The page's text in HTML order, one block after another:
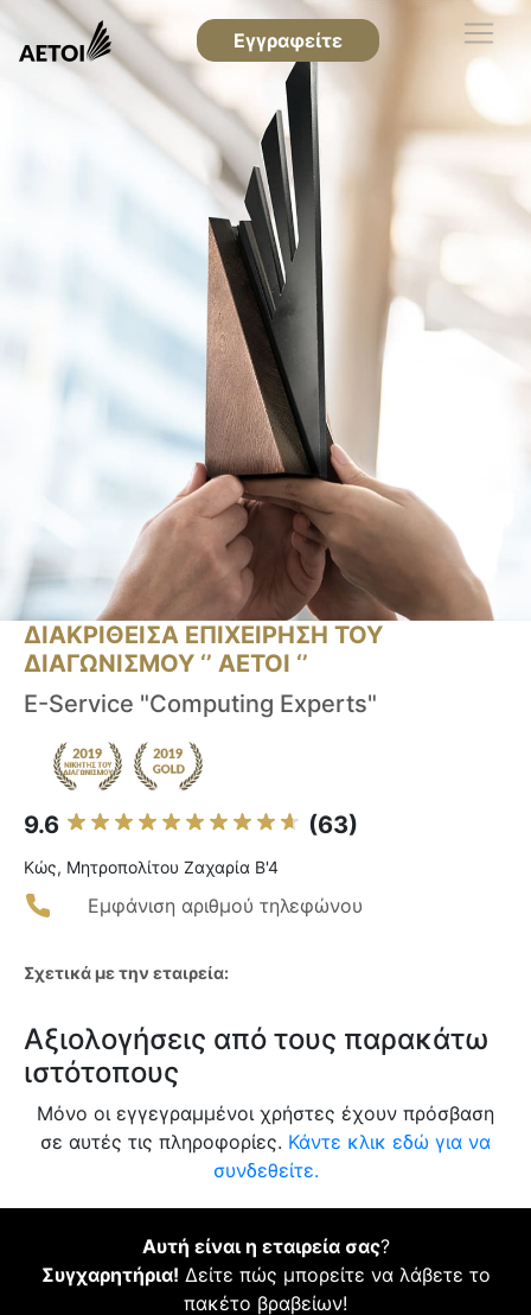
Εγγραφείτε
ΔΙΑΚΡΙΘΕΙΣΑ ΕΠΙΧΕΙΡΗΣΗ ΤΟΥ
ΔΙΑΓΩΝΙΣΜΟΥ ‘’ ΑΕΤΟΙ ‘’
E-Service "Computing Experts"
9.6 (63)
Κώς, Μητροπολίτου Ζαχαρία Β'4
Εμφάνιση αριθμού τηλεφώνου
Σχετικά με την εταιρεία:
Αξιολογήσεις από τους παρακάτω
ιστότοπους
Μόνο οι εγγεγραμμένοι χρήστες έχουν πρόσβαση
σε αυτές τις πληροφορίες. Κάντε κλικ εδώ για να
συνδεθείτε.
Αυτή είναι η εταιρεία σας?
Συγχαρητήρια! Δείτε πώς μπορείτε να λάβετε το
πακέτο βραβείων!